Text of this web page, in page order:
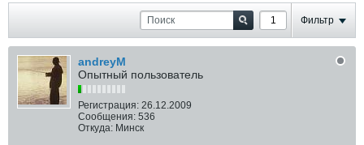
Фильтр
andreyM
Опытный пользователь
Регистрация: 26.12.2009
Сообщения: 536
Откуда: Минск